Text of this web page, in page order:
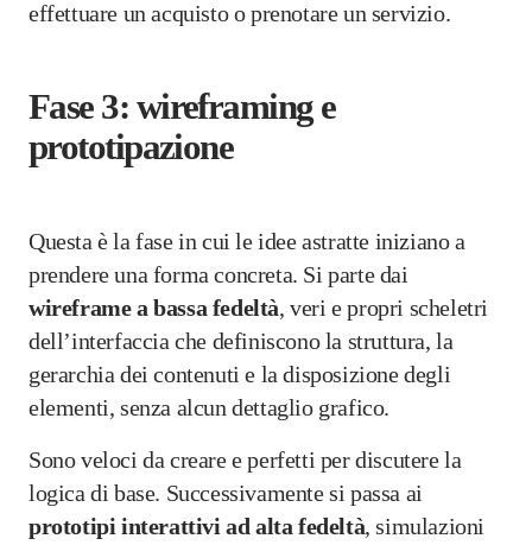
effettuare un acquisto o prenotare un servizio.
Fase 3: wireframing e
prototipazione
Questa è la fase in cui le idee astratte iniziano a
prendere una forma concreta. Si parte dai
wireframe a bassa fedeltà, veri e propri scheletri
dell’interfaccia che definiscono la struttura, la
gerarchia dei contenuti e la disposizione degli
elementi, senza alcun dettaglio grafico.
Sono veloci da creare e perfetti per discutere la
logica di base. Successivamente si passa ai
prototipi interattivi ad alta fedeltà, simulazioni